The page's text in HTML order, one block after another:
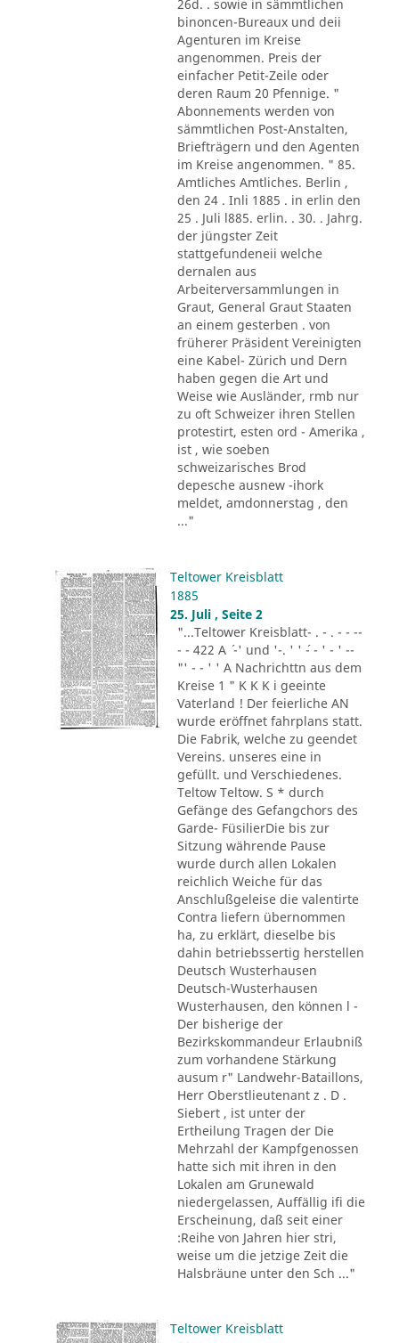
26d. . sowie in sämmtlichen
binoncen-Bureaux und deii
Agenturen im Kreise
angenommen. Preis der
einfacher Petit-Zeile oder
deren Raum 20 Pfennige. "
Abonnements werden von
sämmtlichen Post-Anstalten,
Briefträgern und den Agenten
im Kreise angenommen. " 85.
Amtliches Amtliches. Berlin ,
den 24 . Inli 1885 . in erlin den
25 . Juli l885. erlin. . 30. . Jahrg.
der jüngster Zeit
stattgefundeneii welche
dernalen aus
Arbeiterversammlungen in
Graut, General Graut Staaten
an einem gesterben . von
früherer Präsident Vereinigten
eine Kabel- Zürich und Dern
haben gegen die Art und
Weise wie Ausländer, rmb nur
zu oft Schweizer ihren Stellen
protestirt, esten ord - Amerika ,
ist , wie soeben
schweizarisches Brod
depesche ausnew -ihork
meldet, amdonnerstag , den
..."
Teltower Kreisblatt
1885
25. Juli , Seite 2
"...Teltower Kreisblatt- . - . - - --
- - 422 A ´ -' und '-. ' ' ´- - ' - ' --
"' - - ' ' A Nachrichttn aus dem
Kreise 1 " K K K i geeinte
Vaterland ! Der feierliche AN
wurde eröffnet fahrplans statt.
Die Fabrik, welche zu geendet
Vereins. unseres eine in
gefüllt. und Verschiedenes.
Teltow Teltow. S * durch
Gefänge des Gefangchors des
Garde- FüsilierDie bis zur
Sitzung währende Pause
wurde durch allen Lokalen
reichlich Weiche für das
Anschlußgeleise die valentirte
Contra liefern übernommen
ha, zu erklärt, dieselbe bis
dahin betriebssertig herstellen
Deutsch Wusterhausen
Deutsch-Wusterhausen
Wusterhausen, den können l -
Der bisherige der
Bezirkskommandeur Erlaubniß
zum vorhandene Stärkung
ausum r" Landwehr-Bataillons,
Herr Oberstlieutenant z . D .
Siebert , ist unter der
Ertheilung Tragen der Die
Mehrzahl der Kampfgenossen
hatte sich mit ihren in den
Lokalen am Grunewald
niedergelassen, Auffällig ifi die
Erscheinung, daß seit einer
:Reihe von Jahren hier stri,
weise um die jetzige Zeit die
Halsbräune unter den Sch ..."
Teltower Kreisblatt